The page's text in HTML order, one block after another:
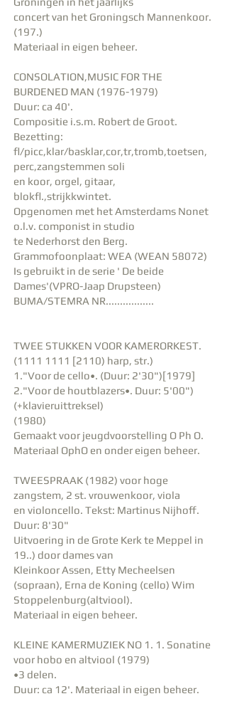
concert van het Groningsch Mannenkoor.
(197.)
Materiaal in eigen beheer.
CONSOLATION,MUSIC FOR THE
BURDENED MAN (1976-1979)
Duur: ca 40'.
Compositie i.s.m. Robert de Groot.
Bezetting:
fl/picc,klar/basklar,cor,tr,tromb,toetsen,
perc,zangstemmen soli
en koor, orgel, gitaar,
blokfl.,strijkkwintet.
Opgenomen met het Amsterdams Nonet
o.l.v. componist in studio
te Nederhorst den Berg.
Grammofoonplaat: WEA (WEAN 58072)
Is gebruikt in de serie ' De beide
Dames'(VPRO-Jaap Drupsteen)
BUMA/STEMRA NR.................
TWEE STUKKEN VOOR KAMERORKEST.
(1111 1111 [2110) harp, str.)
1."Voor de cello•. (Duur: 2'30")[1979]
2."Voor de houtblazers•. Duur: 5'00")
(+klavieruittreksel)
(1980)
Gemaakt voor jeugdvoorstelling O Ph O.
Materiaal OphO en onder eigen beheer.
TWEESPRAAK (1982) voor hoge
zangstem, 2 st. vrouwenkoor, viola
en violoncello. Tekst: Martinus Nijhoff.
Duur: 8'30"
Uitvoering in de Grote Kerk te Meppel in
19..) door dames van
Kleinkoor Assen, Etty Mecheelsen
(sopraan), Erna de Koning (cello) Wim
Stoppelenburg(altviool).
Materiaal in eigen beheer.
KLEINE KAMERMUZIEK NO 1. 1. Sonatine
voor hobo en altviool (1979)
•3 delen.
Duur: ca 12'. Materiaal in eigen beheer.